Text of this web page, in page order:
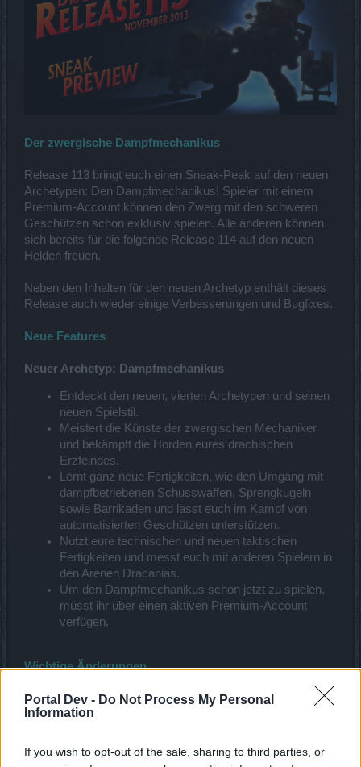
Portal Dev - Do Not Process My Personal
Information
If you wish to opt-out of the sale, sharing to third parties, or
Der zwergische Dampfmechanikus
Release 113 bringt euch einen Sneak-Peak auf den neuen
Archetypen: Den Dampfmechanikus! Spieler mit einem
Premium-Account können den Zwerg mit den schweren
Geschützen schon exklusiv spielen. Alle anderen können
sich bereits für die folgende Release 114 auf den neuen
Helden freuen.
Neben den Inhalten für den neuen Archetyp enthält dieses
Release auch wieder einige Verbesserungen und Bugfixes.
Neue Features
Neuer Archetyp: Dampfmechanikus
Entdeckt den neuen, vierten Archetypen und seinen
neuen Spielstil.
Meistert die Künste der zwergischen Mechaniker
und bekämpft die Horden eures drachischen
Erzfeindes.
Lernt ganz neue Fertigkeiten, wie den Umgang mit
dampfbetriebenen Schusswaffen, Sprengkugeln
sowie Barrikaden und lasst euch im Kampf von
automatisierten Geschützen unterstützen.
Nutzt eure technischen und neuen taktischen
Fertigkeiten und messt euch mit anderen Spielern in
den Arenen Dracanias.
Um den Dampfmechanikus schon jetzt zu spielen,
müsst ihr über einen aktiven Premium-Account
verfügen.
Wichtige Änderungen
Es gibt nun einen Reisestein im „Verborgenen
Heiligtum“
möchte NPC Thabo nun 7 statt 5 Sphärenscherben